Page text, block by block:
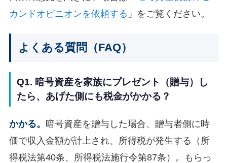
カンドオピニオンを依頼する 」をご覧ください。
よくある質問（FAQ）
Q1. 暗号資産を家族にプレゼント（贈与）し
たら、あげた側にも税金がかかる？
かかる。 暗号資産を贈与した場合、贈与者側に時
価で収入金額が計上され、所得税が発生する（所
得税法第40条、所得税法施行令第87条）。もらっ